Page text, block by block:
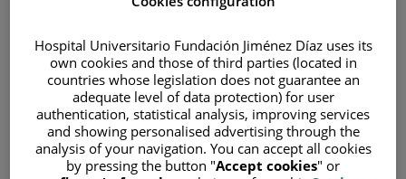
/TIPOS DE CÁNCER
/ÁREA DE CÁNCER DE PULMÓN
TRATAMIENTO/CIRUGÍA
Cirugía
Hospital Universitario Fundación Jiménez Díaz uses its
own cookies and those of third parties (located in
countries whose legislation does not guarantee an
adequate level of data protection) for user
authentication, statistical analysis, improving services
and showing personalised advertising through the
analysis of your navigation. You can accept all cookies
by pressing the button "Accept cookies" or